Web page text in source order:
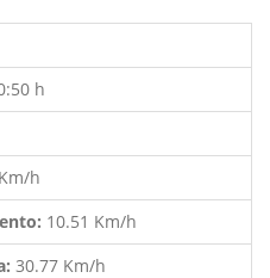
h
h
10.51 Km/h
30.77 Km/h